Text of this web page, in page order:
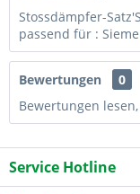
Stossdämpfer-
passend für :
Bewertungen
0
Bewertungen
Service Hotline